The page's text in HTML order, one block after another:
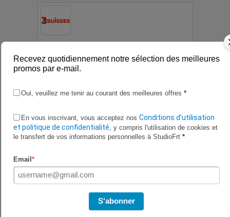
Recevez quotidiennement notre sélection des meilleures
promos par e-mail.
Oui, veuillez me tenir au courant des meilleures offres *
En vous inscrivant, vous acceptez nos Conditions d'utilisation
et politique de confidentialité , y compris l'utilisation de cookies et
le transfert de vos informations personnelles à StudioFrt *
Email*
S'abonner